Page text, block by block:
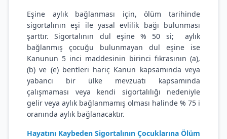
Eşine aylık bağlanması için, ölüm tarihinde
sigortalının eşi ile yasal evlilik bağı bulunması
şarttır. Sigortalının dul eşine % 50 si; aylık
bağlanmış çocuğu bulunmayan dul eşine ise
Kanunun 5 inci maddesinin birinci fıkrasının (a),
(b) ve (e) bentleri hariç Kanun kapsamında veya
yabancı bir ülke mevzuatı kapsamında
çalışmaması veya kendi sigortalılığı nedeniyle
gelir veya aylık bağlanmamış olması halinde % 75 i
oranında aylık bağlanacaktır.
Hayatını Kaybeden Sigortalının Çocuklarına Ölüm